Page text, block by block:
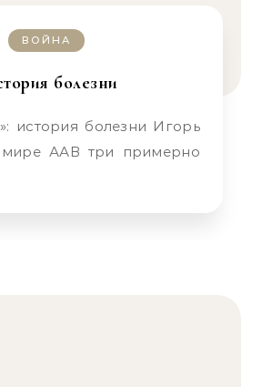
ВОЙНА
болезни
ААВ три примерно